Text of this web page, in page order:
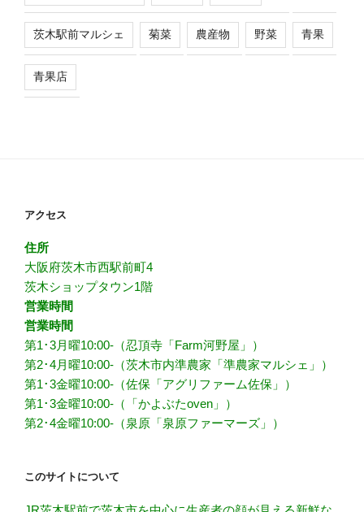
茨木駅前マルシェ 菊菜 農産物 野菜 青果
青果店
アクセス
住所
大阪府茨木市西駅前町4
茨木ショップタウン1階
営業時間
営業時間
第1･3月曜10:00-（忍頂寺「Farm河野屋」）
第2･4月曜10:00-（茨木市内準農家「準農家マルシェ」）
第1･3金曜10:00-（佐保「アグリファーム佐保」）
第1･3金曜10:00-（「かよぶたoven」）
第2･4金曜10:00-（泉原「泉原ファーマーズ」）
このサイトについて